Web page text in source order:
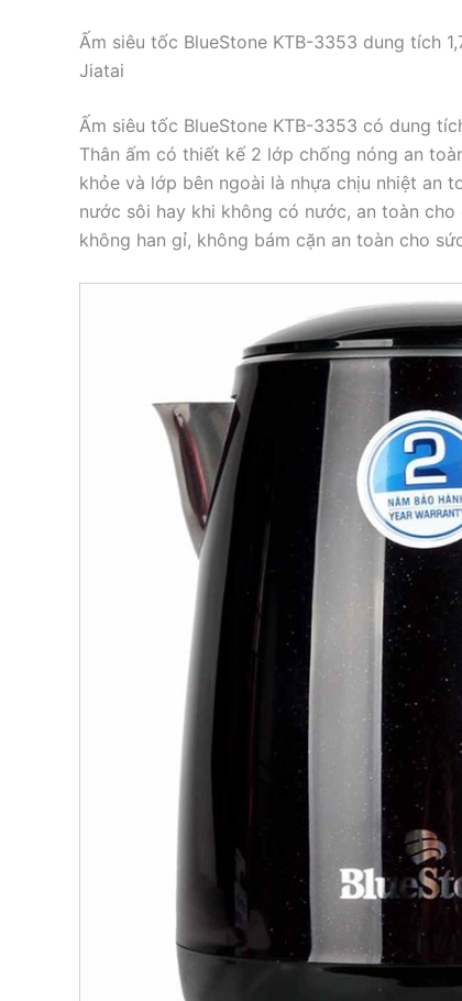
Ấm siêu tốc BlueStone KTB-3353 dung tích
Jiatai
Ấm siêu tốc BlueStone KTB-3353 có dung
Thân ấm có thiết kế 2 lớp chống nóng an
khỏe và lớp bên ngoài là nhựa chịu nhiệt an
nước sôi hay khi không có nước, an toàn
không han gỉ, không bám cặn an toàn cho